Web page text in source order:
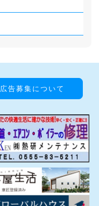
広告募集について